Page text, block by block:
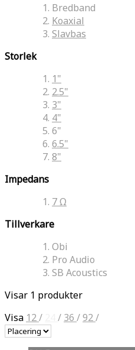
Bredband
Koaxial
Slavbas
Storlek
1"
2.5"
3"
4"
6"
6.5"
8"
Impedans
7 Ω
Tillverkare
Obi
Pro Audio
SB Acoustics
Visar 1 produkter
Visa 12/ / 36 /92/